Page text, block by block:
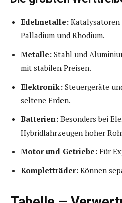
Edelmetalle:
Palladium und Rhodium.
Metalle: Stahl und
mit stabilen Preisen.
Elektronik: Steuergeräte
seltene Erden.
Batterien: Besonders bei
Hybridfahrzeugen hoher
Motor und Getriebe: Für
Kompletträder: Können